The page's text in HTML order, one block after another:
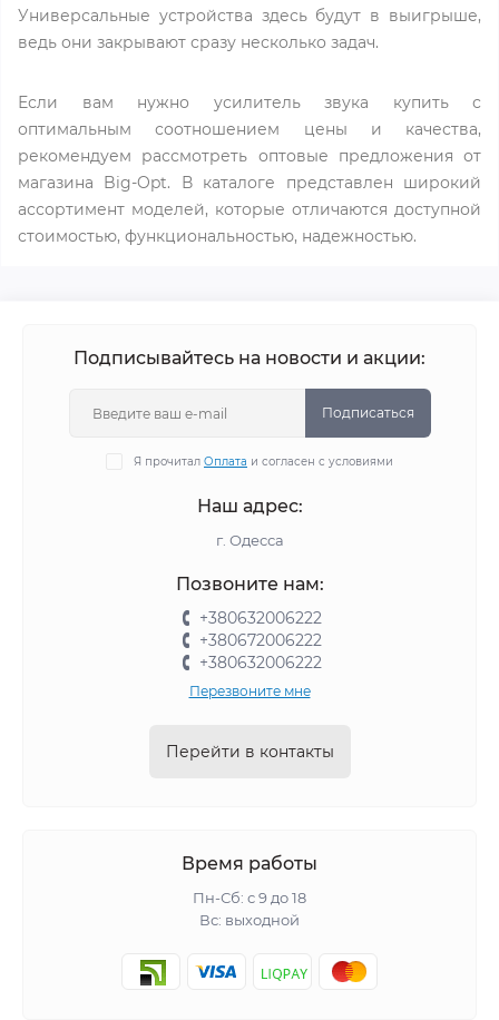
Универсальные устройства здесь будут в выигрыше,
ведь они закрывают сразу несколько задач.
Если вам нужно усилитель звука купить с
оптимальным соотношением цены и качества,
рекомендуем рассмотреть оптовые предложения от
магазина Big-Opt. В каталоге представлен широкий
ассортимент моделей, которые отличаются доступной
стоимостью, функциональностью, надежностью.
Подписывайтесь на новости и акции:
Подписаться
Я прочитал Оплата и согласен с условиями
Наш адрес:
г. Одесса
Позвоните нам:
+380632006222
+380672006222
+380632006222
Перезвоните мне
Перейти в контакты
Время работы
Пн-Сб: с 9 до 18
Вс: выходной